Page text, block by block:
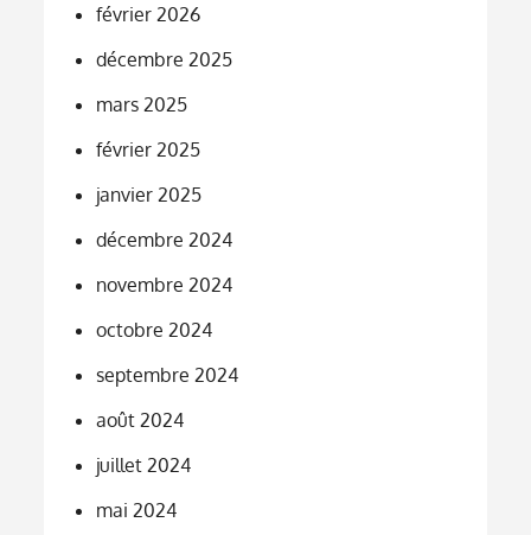
février 2026
décembre 2025
mars 2025
février 2025
janvier 2025
décembre 2024
novembre 2024
octobre 2024
septembre 2024
août 2024
juillet 2024
mai 2024